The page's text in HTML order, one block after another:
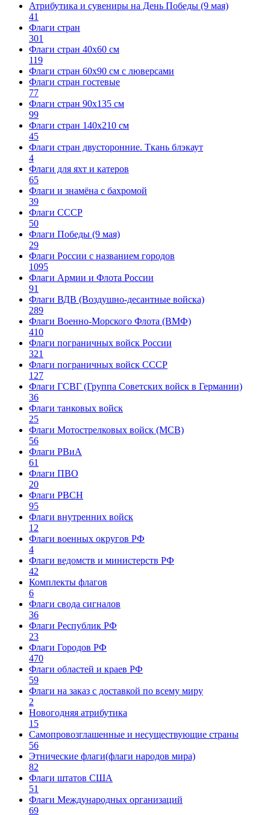
Атрибутика и сувениры на День Победы (9 мая)
41
Флаги стран
301
Флаги стран 40х60 см
119
Флаги стран 60x90 см с люверсами
Флаги стран гостевые
77
Флаги стран 90х135 см
99
Флаги стран 140х210 см
45
Флаги стран двусторонние. Ткань блэкаут
4
Флаги для яхт и катеров
65
Флаги и знамёна с бахромой
39
Флаги СССР
50
Флаги Победы (9 мая)
29
Флаги России с названием городов
1095
Флаги Армии и Флота России
91
Флаги ВДВ (Воздушно-десантные войска)
289
Флаги Военно-Морского Флота (ВМФ)
410
Флаги пограничных войск России
321
Флаги пограничных войск СССР
127
Флаги ГСВГ (Группа Советских войск в Германии)
36
Флаги танковых войск
25
Флаги Мотострелковых войск (МСВ)
56
Флаги РВиА
61
Флаги ПВО
20
Флаги РВСН
95
Флаги внутренних войск
12
Флаги военных округов РФ
4
Флаги ведомств и министерств РФ
42
Комплекты флагов
6
Флаги свода сигналов
36
Флаги Республик РФ
23
Флаги Городов РФ
470
Флаги областей и краев РФ
59
Флаги на заказ с доставкой по всему миру
2
Новогодняя атрибутика
15
Самопровозглашенные и несуществующие страны
56
Этнические флаги(флаги народов мира)
82
Флаги штатов США
51
Флаги Международных организаций
69